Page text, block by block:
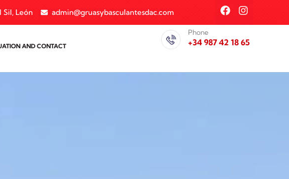
León admin@gruasybasculantesdac.com
AND CONTACT
Phone
+34 987 42 18 65